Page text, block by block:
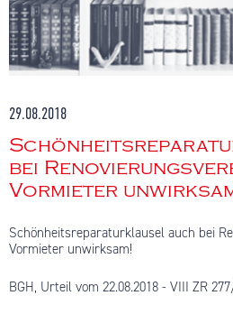
29.08.2018
bei
Vormieter
Schönheitsreparaturklausel auch bei
Vormieter unwirksam!
BGH, Urteil vom 22.08.2018 - VIII ZR